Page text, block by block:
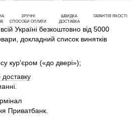
ЗРУЧНІ
СПОСОБИ ОПЛАТИ
ШВИДКА
ДОСТАВКА
ГАРАНТІЯ ЯКОСТІ
Україні безкоштовно від 5000
докладний список винятків
кур'єром («до двері»);
Приватбанк.